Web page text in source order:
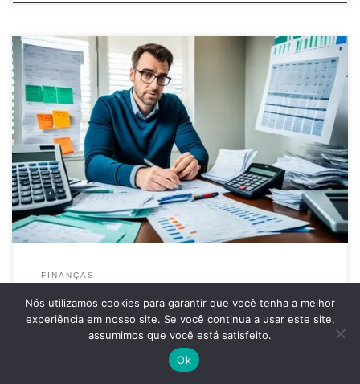
Descubra como criar e gerenciar um orçamento pessoal eficaz.
Aprenda dicas práticas para controlar suas finanças e alcançar seus
objetivos financeiros.
FINANÇAS
Como Criar e Gerenciar Um
Orçamento Pessoal Eficaz
Economia doméstica
Este site usa cookies e solicita seus dados pessoais para melhorar
sua experiência de navegação.
Nós utilizamos cookies para garantir que você tenha a melhor
experiência em nosso site. Se você continua a usar este site,
assumimos que você está satisfeito.
Ok